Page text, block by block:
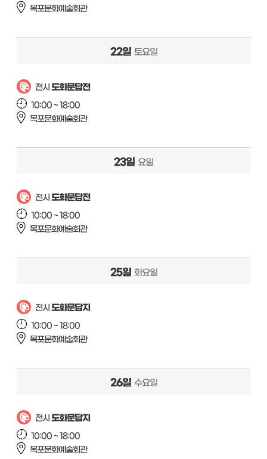
목포문화예술회관
22일 토요일
전시 도화문답전
10:00 ~ 18:00
목포문화예술회관
23일 요일
전시 도화문답전
10:00 ~ 18:00
목포문화예술회관
25일 화요일
전시 도화문답지
10:00 ~ 18:00
목포문화예술회관
26일 수요일
전시 도화문답지
10:00 ~ 18:00
목포문화예술회관